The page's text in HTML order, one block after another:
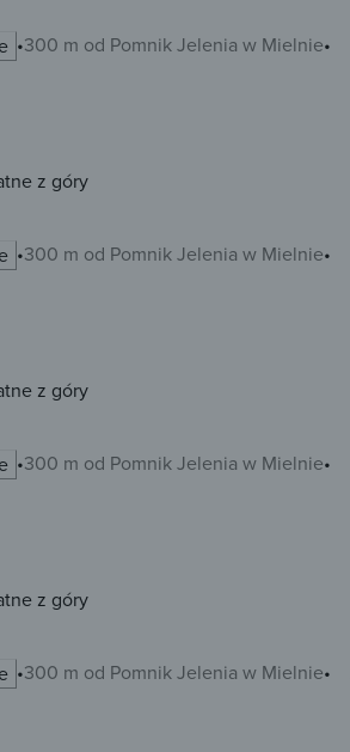
300 m od Pomnik Jelenia w Mielnie
z góry
300 m od Pomnik Jelenia w Mielnie
z góry
300 m od Pomnik Jelenia w Mielnie
z góry
300 m od Pomnik Jelenia w Mielnie